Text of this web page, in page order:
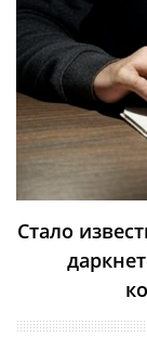
Стало